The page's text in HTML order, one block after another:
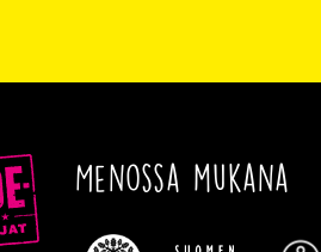
Menossa mukana